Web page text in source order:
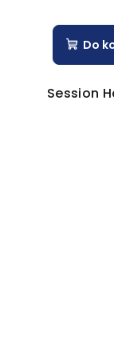
Do
Session